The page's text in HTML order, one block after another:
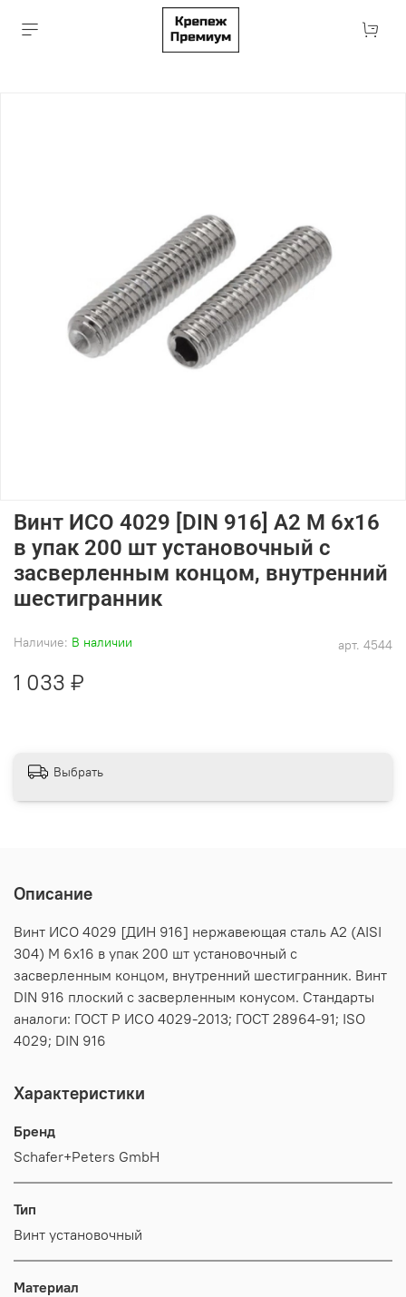
арт. 4544
Наличие: В наличии
Винт ИСО 4029 [DIN 916] А2 M 6х16
в упак 200 шт установочный с
засверленным концом, внутренний
шестигранник
1 033 ₽
Выбрать
Описание
Винт ИСО 4029 [ДИН 916] нержавеющая сталь А2 (AISI
304) M 6х16 в упак 200 шт установочный с
засверленным концом, внутренний шестигранник. Винт
DIN 916 плоский с засверленным конусом. Стандарты
аналоги: ГОСТ Р ИСО 4029-2013; ГОСТ 28964-91; ISO
4029; DIN 916
Характеристики
Бренд
Schafer+Peters GmbH
Тип
Винт установочный
Материал